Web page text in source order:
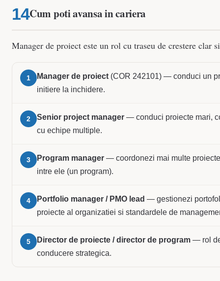
Cum poti avansa in cariera
Manager de proiect este un rol cu traseu de crestere clar
1 Manager de proiect (COR 242101) — conduci un
initiere la inchidere.
2 Senior project manager — conduci proiecte mari,
cu echipe multiple.
3 Program manager — coordonezi mai multe
intre ele (un program).
4 Portfolio manager / PMO lead — gestionezi
proiecte al organizatiei si standardele de
5 Director de proiecte / director de program — rol
conducere strategica.